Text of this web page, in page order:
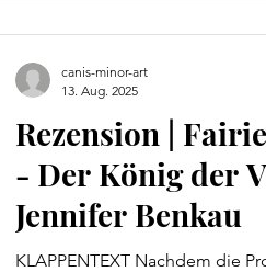
Rezension |
- Der König der
Jennifer Benkau
KLAPPENTEXT Nachdem die
canis-minor-art
13. Aug. 2025